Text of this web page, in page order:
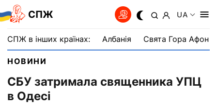
СПЖ UA
СПЖ в інших країнах: Албанія Свята Гора Афон
НОВИНИ
СБУ затримала священника УПЦ
в Одесі